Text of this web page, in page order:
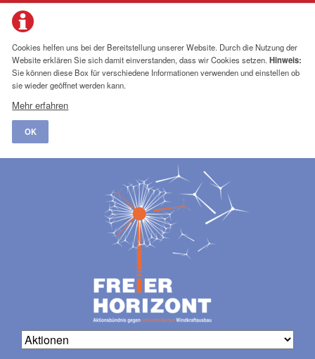
Cookies helfen uns bei der Bereitstellung unserer Website. Durch die Nutzung der
Website erklären Sie sich damit einverstanden, dass wir Cookies setzen.Hinweis:
Sie können diese Box für verschiedene Informationen verwenden und einstellen ob
sie wieder geöffnet werden kann.
Mehr erfahren
OK